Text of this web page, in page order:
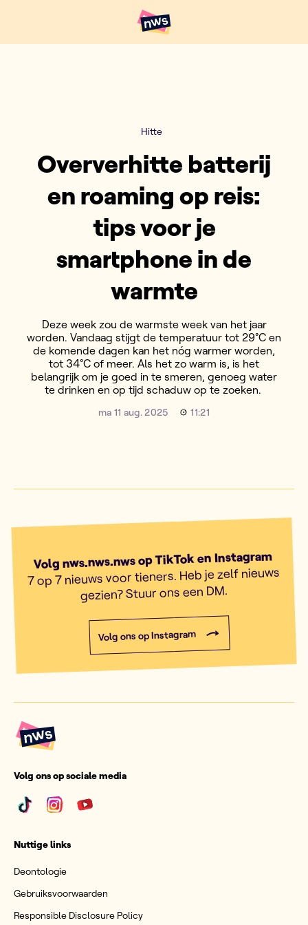
Hoofdpunten VRT NWS
Hitte
Oververhitte batterij
en roaming op reis:
tips voor je
smartphone in de
warmte
Deze week zou de warmste week van het jaar
worden. Vandaag stijgt de temperatuur tot 29°C en
de komende dagen kan het nóg warmer worden,
tot 34°C of meer. Als het zo warm is, is het
belangrijk om je goed in te smeren, genoeg water
te drinken en op tijd schaduw op te zoeken.
ma 11 aug. 2025 11:21
Volg nws.nws.nws op TikTok en Instagram
7 op 7 nieuws voor tieners. Heb je zelf nieuws
gezien? Stuur ons een DM.
Volg ons op Instagram
Volg ons op sociale media
Nuttige links
Deontologie
Gebruiksvoorwaarden
Responsible Disclosure Policy